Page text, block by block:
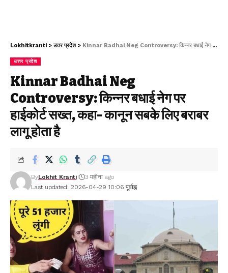
Lokhitkranti >उत्तर प्रदेश> Kinnar Badhai Neg Controversy: किन्नर बधाई नेग पर हाईकोर्ट सख्त, कहा- कानून सबके लिए बराबर लागू होता है
उत्तर प्रदेश
Kinnar Badhai Neg
Controversy: किन्नर बधाई नेग पर
हाईकोर्ट सख्त, कहा- कानून सबके लिए बराबर
लागू होता है
Last updated: 2026-04-29 10:06 पूर्वाह्न
ByLokhit Kranti 3 महीना ago